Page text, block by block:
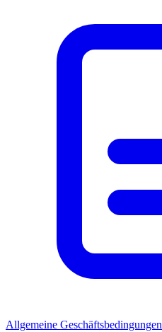
Allgemeine Geschäftsbedingungen